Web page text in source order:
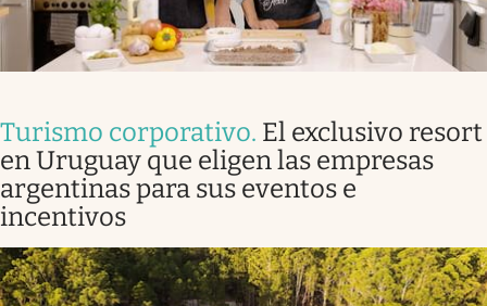
Turismo corporativo. El exclusivo resort
en Uruguay que eligen las empresas
argentinas para sus eventos e
incentivos